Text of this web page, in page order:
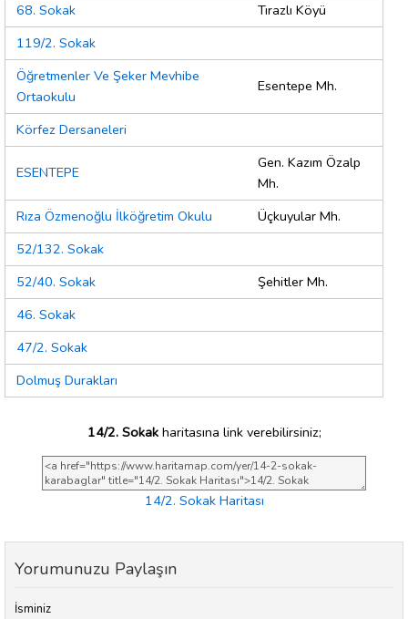
68. Sokak
Tırazlı Köyü
119/2. Sokak
Öğretmenler Ve Şeker Mevhibe
Ortaokulu
Esentepe Mh.
Körfez Dersaneleri
ESENTEPE
Gen. Kazım Özalp
Mh.
Rıza Özmenoğlu İlköğretim Okulu
Üçkuyular Mh.
52/132. Sokak
52/40. Sokak
Şehitler Mh.
46. Sokak
47/2. Sokak
Dolmuş Durakları
14/2. Sokakharitasına link verebilirsiniz;
14/2. Sokak Haritası
Yorumunuzu Paylaşın
İsminiz